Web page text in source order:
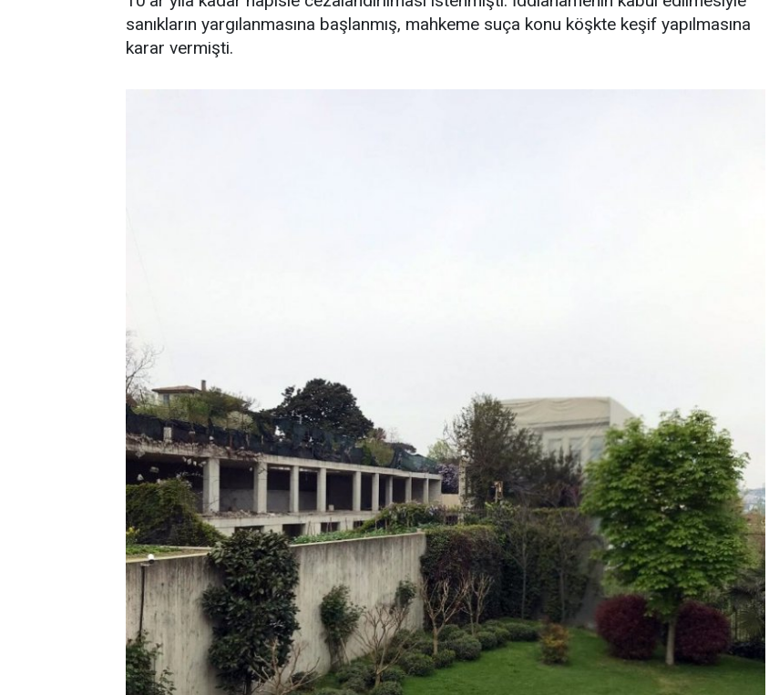
sanıkların yargılanmasına başlanmış, mahkeme suça konu köşkte keşif yapılmasına
karar vermişti.